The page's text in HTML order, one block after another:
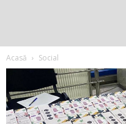
Acasă Social